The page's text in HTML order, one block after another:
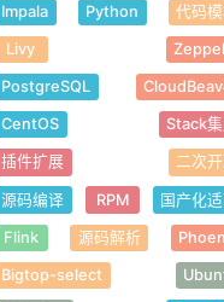
Impala Python 代码
Livy
PostgreSQL
CentOS Stack
插件扩展 二次
源码编译 RPM 国产化
Flink 源码解析
Bigtop-select